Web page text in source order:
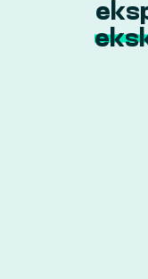
Ring til
+45 70